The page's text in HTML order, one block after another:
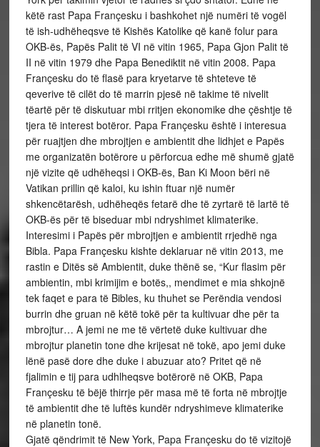
këtë rast Papa Françesku i bashkohet një numëri të vogël
të ish-udhëheqsve të Kishës Katolike që kanë folur para
OKB-ës, Papës Palit të VI në vitin 1965, Papa Gjon Palit të
II në vitin 1979 dhe Papa Benediktit në vitin 2008. Papa
Françesku do të flasë para kryetarve të shteteve të
qeverive të cilët do të marrin pjesë në takime të nivelit
tëartë për të diskutuar mbi rritjen ekonomike dhe çështje të
tjera të interest botëror. Papa Françesku është i interesua
për ruajtjen dhe mbrojtjen e ambientit dhe lidhjet e Papës
me organizatën botërore u përforcua edhe më shumë gjatë
një vizite që udhëheqsi i OKB-ës, Ban Ki Moon bëri në
Vatikan prillin që kaloi, ku ishin ftuar një numër
shkencëtarësh, udhëheqës fetarë dhe të zyrtarë të lartë të
OKB-ës për të biseduar mbi ndryshimet klimaterike.
Interesimi i Papës për mbrojtjen e ambientit rrjedhë nga
Bibla. Papa Françesku kishte deklaruar në vitin 2013, me
rastin e Ditës së Ambientit, duke thënë se, “Kur flasim për
ambientin, mbi krimijim e botës,, mendimet e mia shkojnë
tek faqet e para të Bibles, ku thuhet se Perëndia vendosi
burrin dhe gruan në këtë tokë për ta kultivuar dhe për ta
mbrojtur… A jemi ne me të vërtetë duke kultivuar dhe
mbrojtur planetin tone dhe krijesat në tokë, apo jemi duke
lënë pasë dore dhe duke i abuzuar ato? Pritet që në
fjalimin e tij para udhlheqsve botërorë në OKB, Papa
Françesku të bëjë thirrje për masa më të forta në mbrojtje
të ambientit dhe të luftës kundër ndryshimeve klimaterike
në planetin tonë.
Gjatë qëndrimit të New York, Papa Françesku do të vizitojë